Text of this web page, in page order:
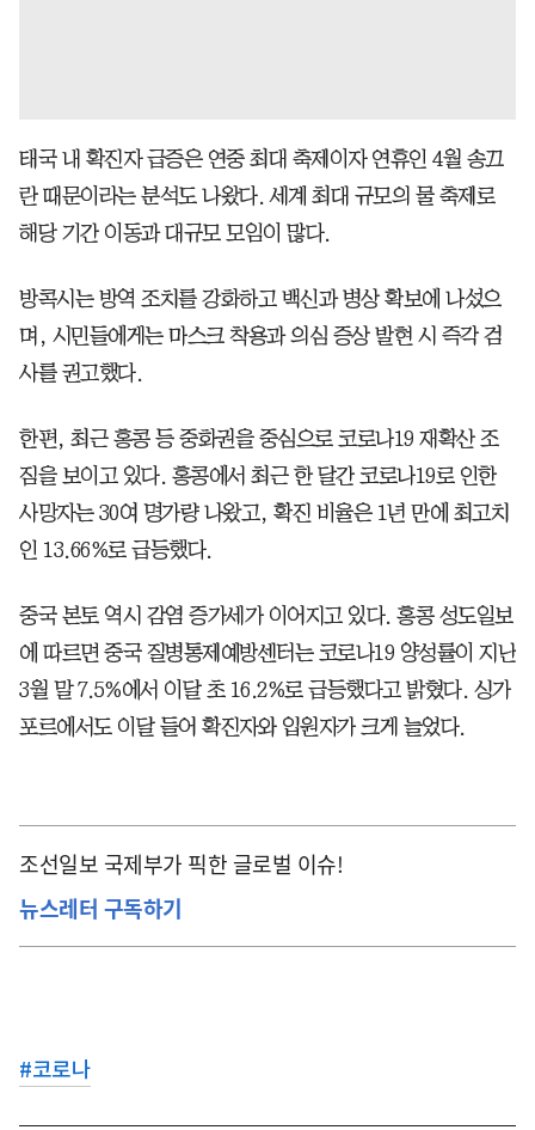
태국 내 확진자 급증은 연중 최대 축제이자 연휴인 4월 송끄
란 때문이라는 분석도 나왔다. 세계 최대 규모의 물 축제로
해당 기간 이동과 대규모 모임이 많다.
방콕시는 방역 조치를 강화하고 백신과 병상 확보에 나섰으
며, 시민들에게는 마스크 착용과 의심 증상 발현 시 즉각 검
사를 권고했다.
한편, 최근 홍콩 등 중화권을 중심으로 코로나19 재확산 조
짐을 보이고 있다. 홍콩에서 최근 한 달간 코로나19로 인한
사망자는 30여 명가량 나왔고, 확진 비율은 1년 만에 최고치
인 13.66%로 급등했다.
중국 본토 역시 감염 증가세가 이어지고 있다. 홍콩 성도일보
에 따르면 중국 질병통제예방센터는 코로나19 양성률이 지난
3월 말 7.5%에서 이달 초 16.2%로 급등했다고 밝혔다. 싱가
포르에서도 이달 들어 확진자와 입원자가 크게 늘었다.
조선일보 국제부가 픽한 글로벌 이슈!
뉴스레터 구독하기
#코로나